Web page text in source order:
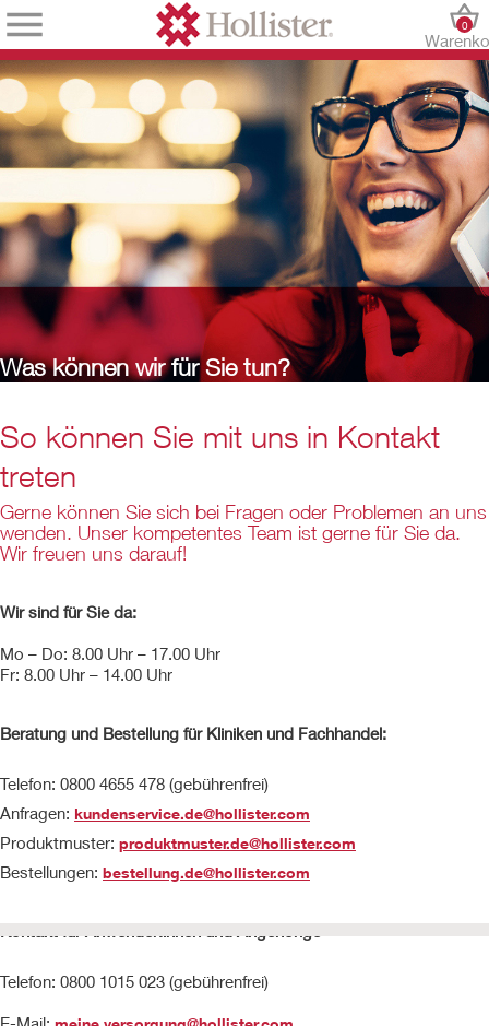
0
Was können wir für Sie tun?
So können Sie mit uns in Kontakt
treten
Gerne können Sie sich bei Fragen oder Problemen an uns
wenden. Unser kompetentes Team ist gerne für Sie da.
Wir freuen uns darauf!
Wir sind für Sie da:
Mo – Do: 8.00 Uhr – 17.00 Uhr
Fr: 8.00 Uhr – 14.00 Uhr
Beratung und Bestellung für Kliniken und Fachhandel:
Telefon: 0800 4655 478 (gebührenfrei)
Anfragen: kundenservice.de@hollister.com
Produktmuster: produktmuster.de@hollister.com
Bestellungen: bestellung.de@hollister.com
Telefon: 0800 1015 023 (gebührenfrei)